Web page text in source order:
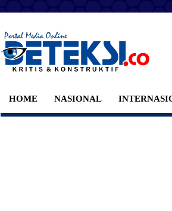
HOME NASIONAL